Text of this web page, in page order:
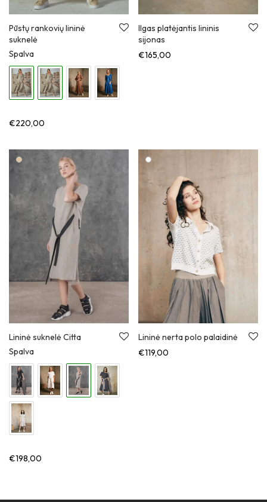
Pūstų rankovių lininė
suknelė
Spalva
€220,00
Ilgas platėjantis lininis
sijonas
€165,00
Lininė suknelė Citta
Spalva
€198,00
Lininė nerta polo palaidinė
€119,00